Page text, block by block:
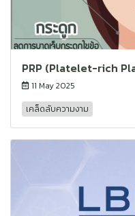
PRP (Platelet-rich
11 May 2025
เคล็ดลับความงาม